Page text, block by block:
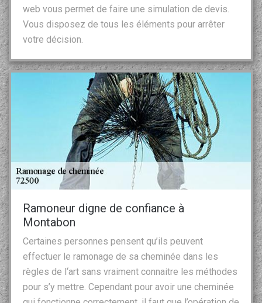
web vous permet de faire une simulation de devis.
Vous disposez de tous les éléments pour arrêter
votre décision.
Ramoneur digne de confiance à
Montabon
Certaines personnes pensent qu’ils peuvent
effectuer le ramonage de sa cheminée dans les
règles de l‘art sans vraiment connaitre les méthodes
pour s’y mettre. Cependant pour avoir une cheminée